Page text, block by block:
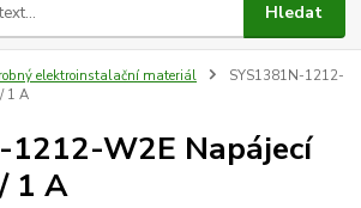
Hledat
elektroinstalační materiál
SYS1381N-1212-
1 A
1212-W2E Napájecí
1 A